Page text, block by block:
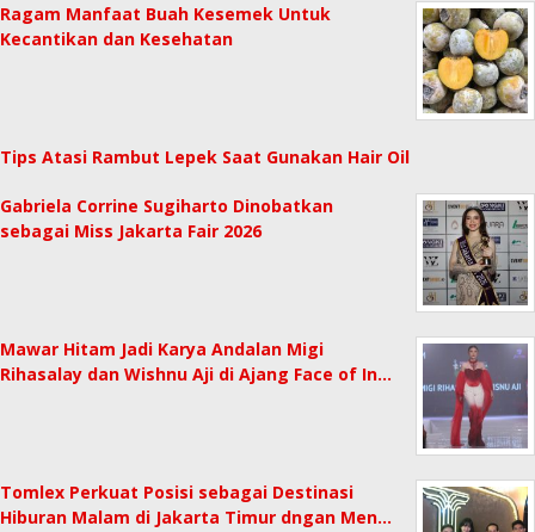
Ragam Manfaat Buah Kesemek Untuk
Kecantikan dan Kesehatan
Tips Atasi Rambut Lepek Saat Gunakan Hair Oil
Gabriela Corrine Sugiharto Dinobatkan
sebagai Miss Jakarta Fair 2026
Mawar Hitam Jadi Karya Andalan Migi
Rihasalay dan Wishnu Aji di Ajang Face of In…
Tomlex Perkuat Posisi sebagai Destinasi
Hiburan Malam di Jakarta Timur dngan Men…